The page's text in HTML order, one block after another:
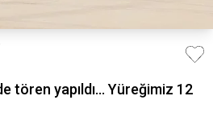
tören yapıldı... Yüreğimiz 12